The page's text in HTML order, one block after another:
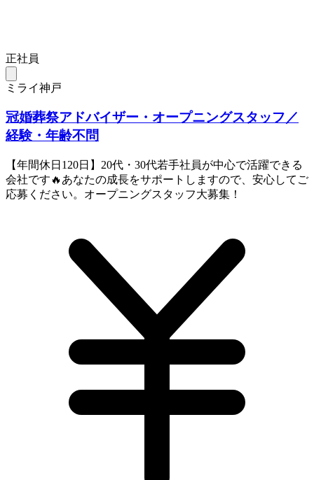
正社員
ミライ神戸
冠婚葬祭アドバイザー・オープニングスタッフ／
経験・年齢不問
【年間休日120日】20代・30代若手社員が中心で活躍できる
会社です🔥あなたの成長をサポートしますので、安心してご
応募ください。オープニングスタッフ大募集！